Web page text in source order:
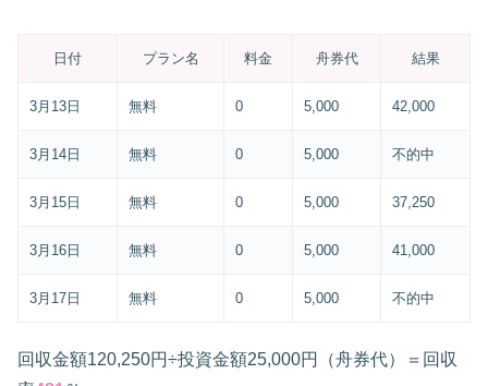
日付 プラン名 料金 舟券代 結果
3月13日 無料 0 5,000 42,000
3月14日 無料 0 5,000 不的中
3月15日 無料 0 5,000 37,250
3月16日 無料 0 5,000 41,000
3月17日 無料 0 5,000 不的中
回収金額120,250円÷投資金額25,000円（舟券代）＝回収